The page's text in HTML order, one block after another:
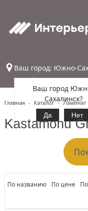
Ваш город: Южно-
Ваш город
Сахалинск?
Да Нет
Главная - Каталог - Ламинат
Kastamonu
По названию По цене